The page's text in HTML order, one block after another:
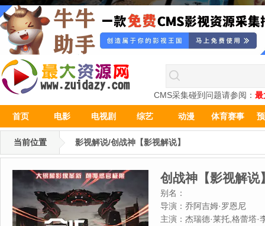
CMS采集碰到问题请参阅： 最
首页 电影 电视剧 综艺 动漫 体育赛事
当前位置 影视解说/创战神【影视解说】
创战神【影视解说
别名：
导演： 乔阿吉姆·罗恩尼
主演： 杰瑞德·莱托,格蕾塔·